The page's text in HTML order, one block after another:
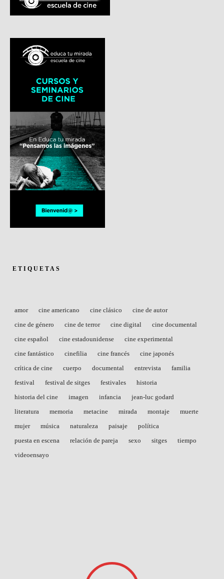
ETIQUETAS
amor cine americano cine clásico
cine de autor
cine de género
cine de terror cine digital
cine documental
cine español
cine estadounidense
cine experimental
cine fantástico
cinefilia cine francés
cine japonés
crítica de cine
cuerpo documental entrevista
familia
festival
festival de sitges festivales
historia
historia del cine
imagen infancia
jean-luc godard
literatura
memoria metacine mirada montaje
muerte
mujer
música naturaleza paisaje
política
puesta en escena
relación de pareja sexo sitges
tiempo
videoensayo